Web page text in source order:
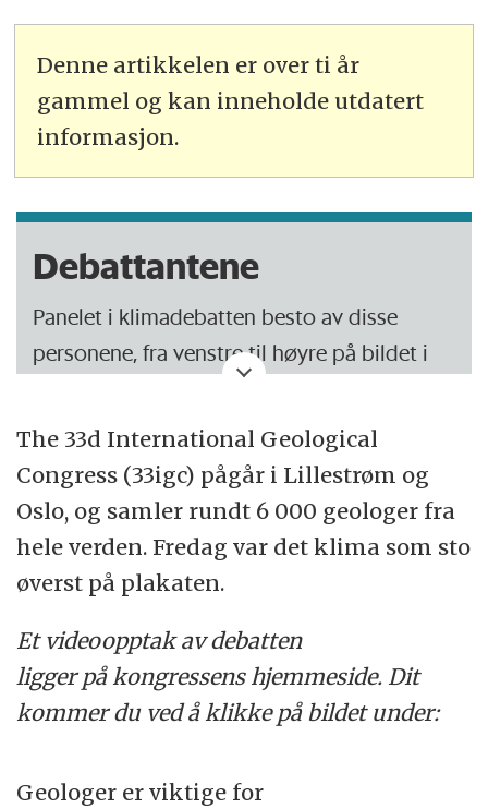
Denne artikkelen er over ti år
gammel og kan inneholde utdatert
informasjon.
Debattantene
Panelet i klimadebatten besto av disse
personene, fra venstre til høyre på bildet i
Henrik Svensmark fra Danish National Space
Centre
Bob Carter fra Marine Geophysical
Laboratory ved James Cook University
Peter Barrett fra University of Wellington i
Australia
Olav Kaarstad fra Statoil
Connie Hedegaard, dansk klima- og
The 33d International Geological
Congress (33igc) pågår i Lillestrøm og
Oslo, og samler rundt 6 000 geologer fra
hele verden. Fredag var det klima som sto
øverst på plakaten.
Et videoopptak av debatten
ligger på kongressens hjemmeside. Dit
kommer du ved å klikke på bildet under:
Geologer er viktige for